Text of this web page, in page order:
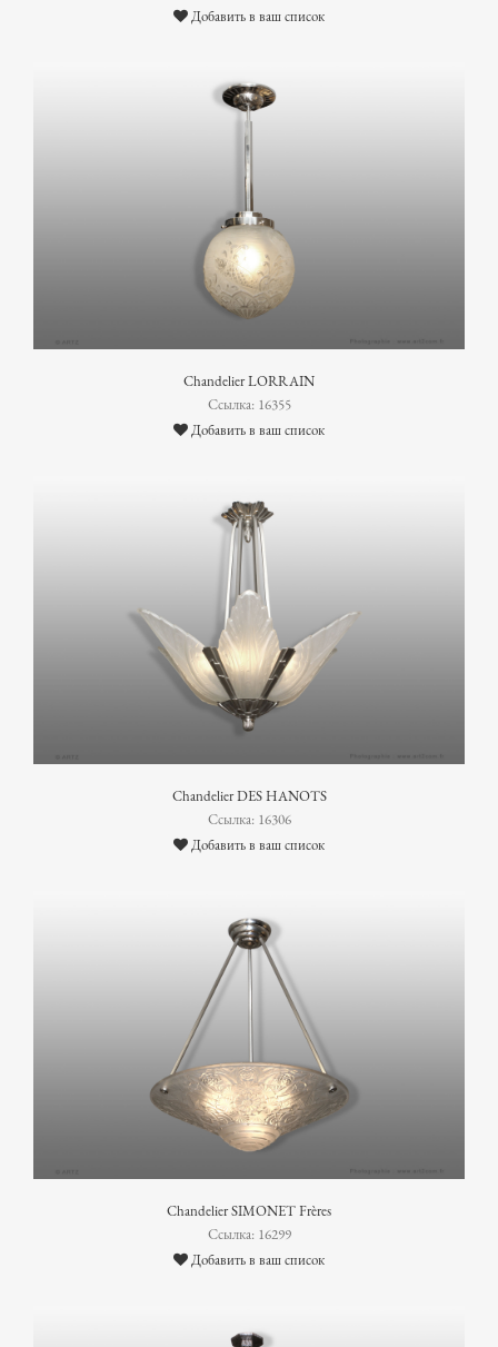
Добавить в ваш список
Chandelier LORRAIN
Ссылка: 16355
Добавить в ваш список
Chandelier DES HANOTS
Ссылка: 16306
Добавить в ваш список
Chandelier SIMONET Frères
Ссылка: 16299
Добавить в ваш список